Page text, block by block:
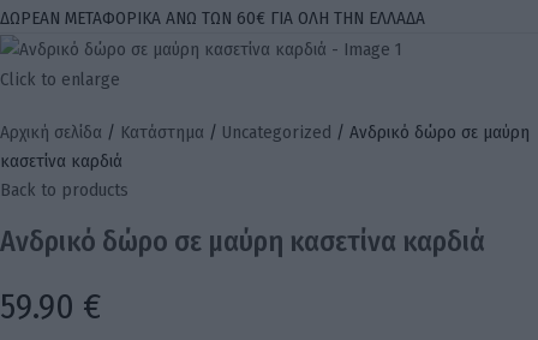
ΔΩΡΕΑΝ ΜΕΤΑΦΟΡΙΚΑ ΑΝΩ ΤΩΝ 60€ ΓΙΑ ΟΛΗ ΤΗΝ ΕΛΛΑΔΑ
Click to enlarge
Αρχική σελίδα Κατάστημα Uncategorized
Ανδρικό δώρο σε μαύρη
κασετίνα καρδιά
Back to products
Ανδρικό δώρο σε μαύρη κασετίνα καρδιά
59.90 €